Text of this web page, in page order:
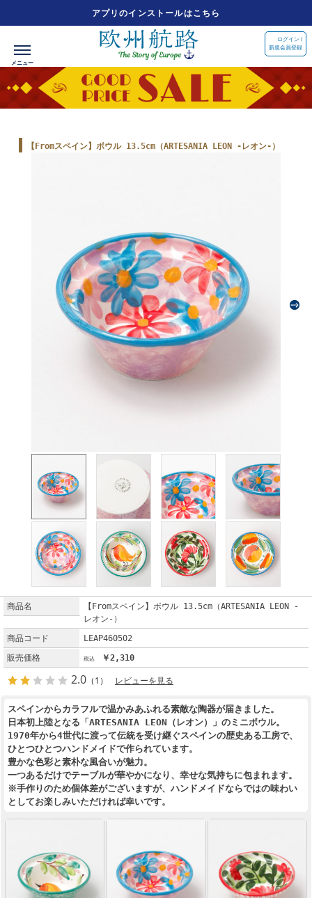
アプリのインストールはこちら
ログイン /
新規会員登録
【Fromスペイン】ボウル 13.5cm（ARTESANIA LEON -レオン-）
商品名
【Fromスペイン】ボウル 13.5cm（ARTESANIA LEON -
レオン-）
商品コード
LEAP460502
販売価格
￥2,310
2.0 （1） レビューを見る
スペインからカラフルで温かみあふれる素敵な陶器が届きました。
日本初上陸となる「ARTESANIA LEON（レオン）」のミニボウル。
1970年から4世代に渡って伝統を受け継ぐスペインの歴史ある工房で、
ひとつひとつハンドメイドで作られています。
豊かな色彩と素朴な風合いが魅力。
一つあるだけでテーブルが華やかになり、幸せな気持ちに包まれます。
※手作りのため個体差がございますが、ハンドメイドならではの味わい
としてお楽しみいただければ幸いです。